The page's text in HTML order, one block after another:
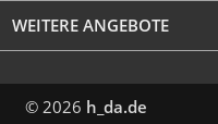
WEITERE ANGEBOTE
© 2026 h_da.de